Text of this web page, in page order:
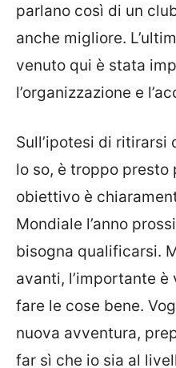
parlano così di un
anche migliore.
venuto qui è stata
l’organizzazione e
Sull’ipotesi di ritirarsi
lo so, è troppo presto
obiettivo è
Mondiale l’anno
bisogna qualificarsi.
avanti, l’importante
fare le cose bene.
nuova avventura,
far sì che io sia al